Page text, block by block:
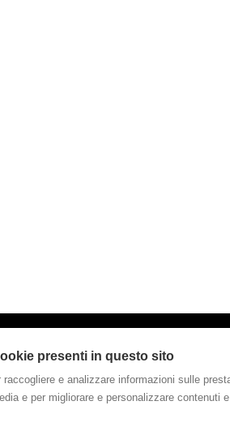
presenti in questo sito
e analizzare informazioni sulle
e per migliorare e personalizzare contenuti